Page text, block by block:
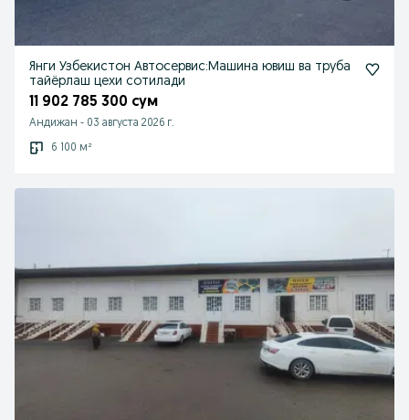
Янги Узбекистон Автосервис:Машина ювиш ва труба
тайёрлаш цехи сотилади
11 902 785 300 сум
Андижан - 03 августа 2026 г.
6 100 м²